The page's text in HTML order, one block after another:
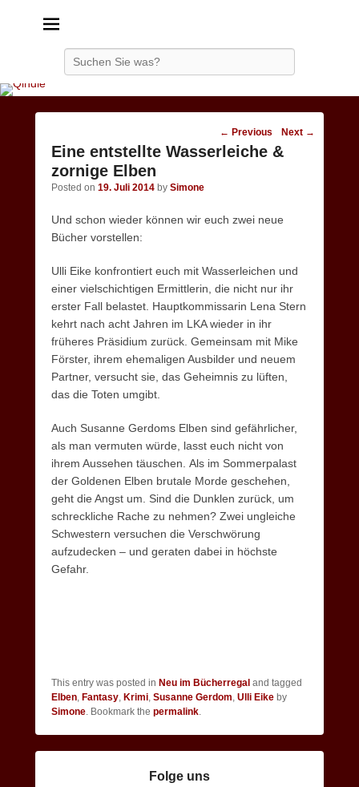
Post
navigation
← Previous Next →
Eine entstellte Wasserleiche &
zornige Elben
Posted on 19. Juli 2014 by Simone
Und schon wieder können wir euch zwei neue
Bücher vorstellen:
Ulli Eike konfrontiert euch mit Wasserleichen und
einer vielschichtigen Ermittlerin, die nicht nur ihr
erster Fall belastet. Hauptkommissarin Lena Stern
kehrt nach acht Jahren im LKA wieder in ihr
früheres Präsidium zurück. Gemeinsam mit Mike
Förster, ihrem ehemaligen Ausbilder und neuem
Partner, versucht sie, das Geheimnis zu lüften,
das die Toten umgibt.
Auch Susanne Gerdoms Elben sind gefährlicher,
als man vermuten würde, lasst euch nicht von
ihrem Aussehen täuschen. Als im Sommerpalast
der Goldenen Elben brutale Morde geschehen,
geht die Angst um. Sind die Dunklen zurück, um
schreckliche Rache zu nehmen? Zwei ungleiche
Schwestern versuchen die Verschwörung
aufzudecken – und geraten dabei in höchste
Gefahr.
This entry was posted in Neu im Bücherregal and tagged
Elben, Fantasy, Krimi, Susanne Gerdom, Ulli Eike by
Simone. Bookmark the permalink.
Folge uns